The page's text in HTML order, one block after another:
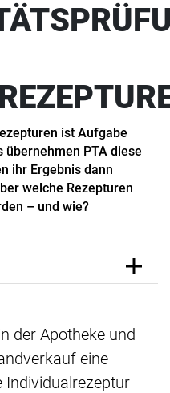
ist Aufgabe
PTA diese
ihr Ergebnis dann
welche Rezepturen
– und wie?
der Apotheke und
eine
Individualrezeptur